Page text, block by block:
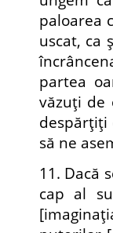
paloarea
uscat, ca
partea
văzuţi de
despărţiţi
să ne
11. Dacă
cap al